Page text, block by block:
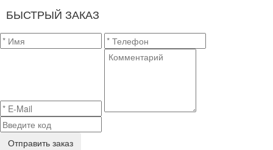
БЫСТРЫЙ ЗАКАЗ
Отправить заказ